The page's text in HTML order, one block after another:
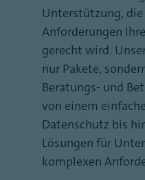
Unterstützung,
Anforderungen
gerecht wird.
nur Pakete,
Beratungs- und
von einem
Datenschutz bis
Lösungen für
komplexen